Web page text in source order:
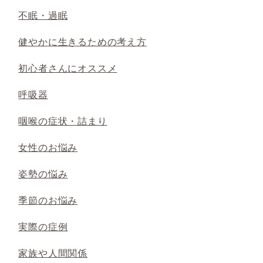
不眠・過眠
健やかに生きるための考え方
初心者さんにオススメ
呼吸器
咽喉の症状・詰まり
女性のお悩み
姿勢の悩み
季節のお悩み
実際の症例
家族や人間関係